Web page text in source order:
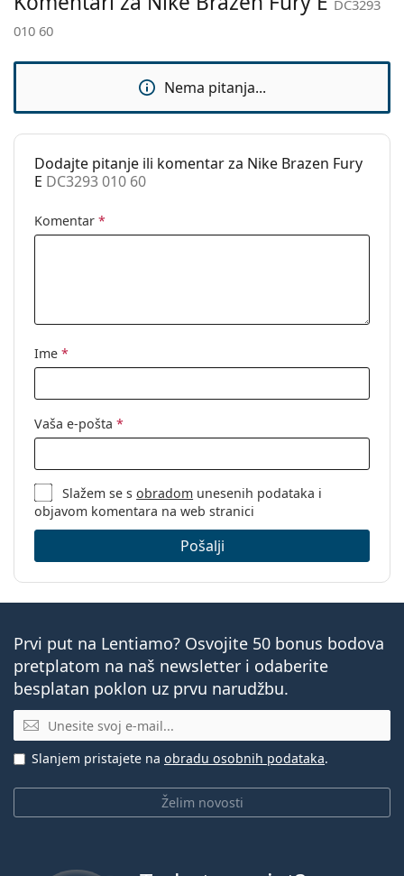
Marka:
Upotreba:
Sport
sport:
Planinarenje
DC3293
010 60
Nema pitanja...
Dodajte pitanje ili komentar za Nike Brazen Fury
E DC3293 010 60
Komentar *
Ime *
Vaša e-pošta *
Slažem se sobradom unesenih podataka i
objavom komentara na web stranici
Pošalji
Prvi put na Lentiamo? Osvojite 50 bonus bodova
pretplatom na naš newsletter i odaberite
besplatan poklon uz prvu narudžbu.
E-mail
Želim novosti
Slanjem pristajete na obradu osobnih podataka.